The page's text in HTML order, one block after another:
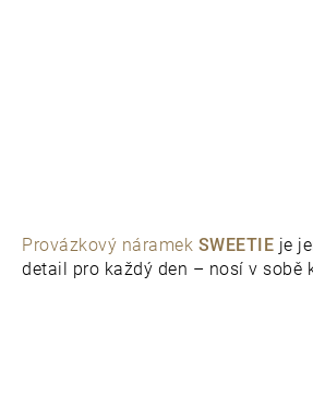
Provázkový náramek SWEETIE je
detail pro každý den – nosí v sobě